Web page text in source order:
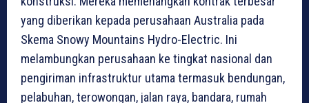
yang diberikan kepada perusahaan Australia pada
Skema Snowy Mountains Hydro-Electric. Ini
melambungkan perusahaan ke tingkat nasional dan
pengiriman infrastruktur utama termasuk bendungan,
pelabuhan, terowongan, jalan raya, bandara, rumah